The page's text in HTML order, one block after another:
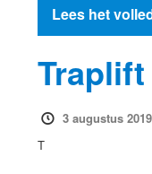
Lees het
3 augustus 2019
T